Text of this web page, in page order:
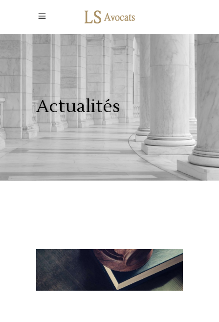
Actualités